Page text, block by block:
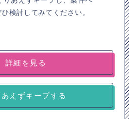
検討してみてください。
詳細を見る
えずキープする